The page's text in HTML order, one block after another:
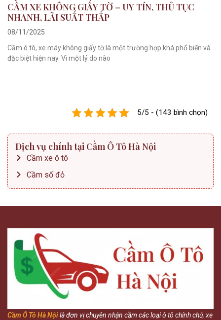
CẦM XE KHÔNG GIẤY TỜ – UY TÍN, THỦ TỤC
NHANH, LÃI SUẤT THẤP
08/11/2025
Cầm ô tô, xe máy không giấy tờ là một trường hợp khá phổ biến và
đặc biệt hiện nay. Vì một lý do nào
5/5 - (143 bình chọn)
Dịch vụ chính tại Cầm Ô Tô Hà Nội
Cầm xe ô tô
Cầm số đỏ
Cầm Ô Tô Hà Nộilà đơn vị chuyên nhận cầm các loại ô tô chính chủ, xe